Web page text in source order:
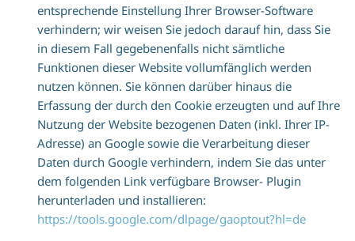
entsprechende Einstellung Ihrer Browser-Software
verhindern; wir weisen Sie jedoch darauf hin, dass Sie
in diesem Fall gegebenenfalls nicht sämtliche
Funktionen dieser Website vollumfänglich werden
nutzen können. Sie können darüber hinaus die
Erfassung der durch den Cookie erzeugten und auf Ihre
Nutzung der Website bezogenen Daten (inkl. Ihrer IP-
Adresse) an Google sowie die Verarbeitung dieser
Daten durch Google verhindern, indem Sie das unter
dem folgenden Link verfügbare Browser- Plugin
herunterladen und installieren:
https://tools.google.com/dlpage/gaoptout?hl=de